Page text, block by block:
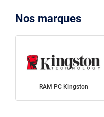
Nos marques
RAM PC Kingston